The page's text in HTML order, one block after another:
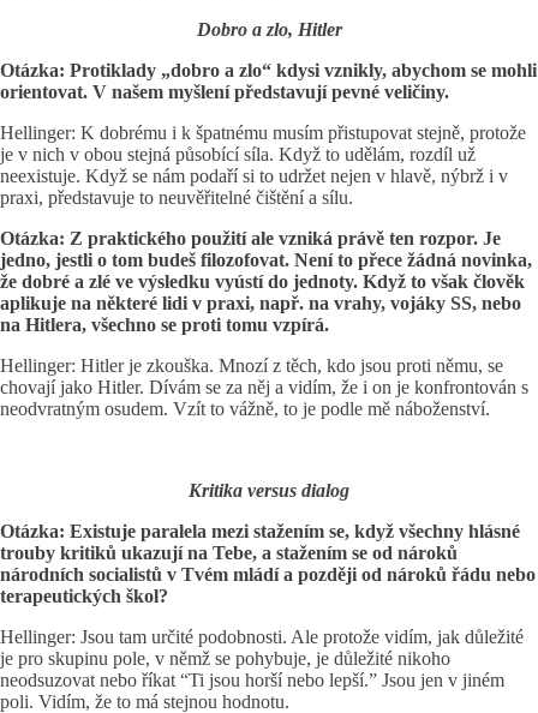
Dobro a zlo, Hitler
Otázka: Protiklady „dobro a zlo“ kdysi vznikly, abychom se mohli
orientovat. V našem myšlení představují pevné veličiny.
Hellinger: K dobrému i k špatnému musím přistupovat stejně, protože
je v nich v obou stejná působící síla. Když to udělám, rozdíl už
neexistuje. Když se nám podaří si to udržet nejen v hlavě, nýbrž i v
praxi, představuje to neuvěřitelné čištění a sílu.
Otázka: Z praktického použití ale vzniká právě ten rozpor. Je
jedno, jestli o tom budeš filozofovat. Není to přece žádná novinka,
že dobré a zlé ve výsledku vyústí do jednoty. Když to však člověk
aplikuje na některé lidi v praxi, např. na vrahy, vojáky SS, nebo
na Hitlera, všechno se proti tomu vzpírá.
Hellinger: Hitler je zkouška. Mnozí z těch, kdo jsou proti němu, se
chovají jako Hitler. Dívám se za něj a vidím, že i on je konfrontován s
neodvratným osudem. Vzít to vážně, to je podle mě náboženství.
Kritika versus dialog
Otázka: Existuje paralela mezi stažením se, když všechny hlásné
trouby kritiků ukazují na Tebe, a stažením se od nároků
národních socialistů v Tvém mládí a později od nároků řádu nebo
terapeutických škol?
Hellinger: Jsou tam určité podobnosti. Ale protože vidím, jak důležité
je pro skupinu pole, v němž se pohybuje, je důležité nikoho
neodsuzovat nebo říkat “Ti jsou horší nebo lepší.” Jsou jen v jiném
poli. Vidím, že to má stejnou hodnotu.